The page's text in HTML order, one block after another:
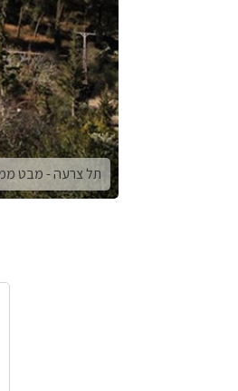
תל צרעה - מבט